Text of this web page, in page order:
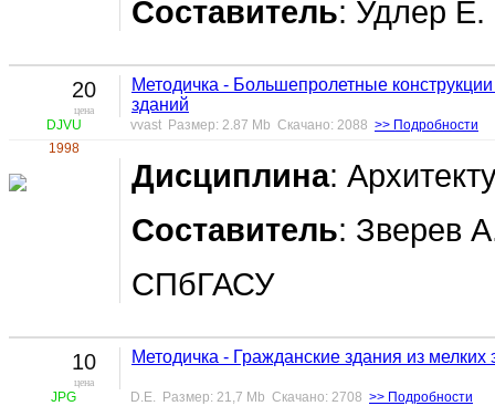
Составитель: Удлер
20
цена
DJVU
1998
Методичка - Большепролетные
зданий
vvast Размер: 2.87 Mb Скачано: 2088 >> Подробности
Дисциплина:
Составитель: Зверев
СПбГАСУ
10
цена
JPG
Методичка - Гражданские здания из мелких
D.E. Размер: 21,7 Mb Скачано: 2708 >> Подробности